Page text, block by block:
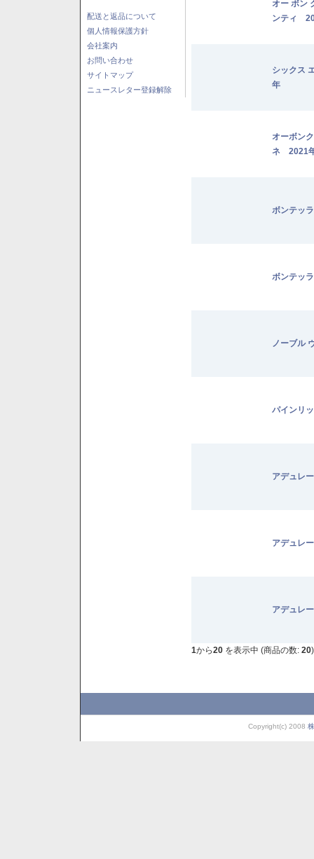
配送と返品について
個人情報保護方針
会社案内
お問い合わせ
サイトマップ
ニュースレター登録解除
オー ボン
ンティ
シックス
年
オーボン
ネ 2021
ボンテッ
ボンテッ
ノーブル
パインリ
アデュレ
アデュレ
アデュレ
1から20 を表示中 (商品の数: 20)
Copyright(c) 2008